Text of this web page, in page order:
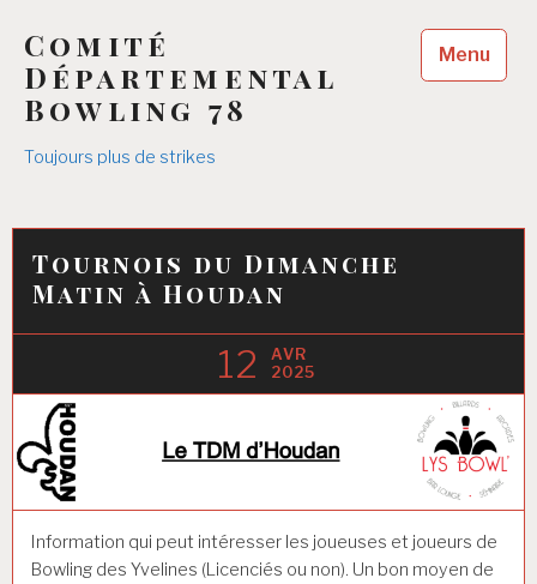
contenu
principal
Comité
Départemental
Bowling 78
Toujours plus de strikes
Menu
Tournois du Dimanche
Matin à Houdan
12
AVR
2025
Information qui peut intéresser les joueuses et joueurs de
Bowling des Yvelines (Licenciés ou non). Un bon moyen de